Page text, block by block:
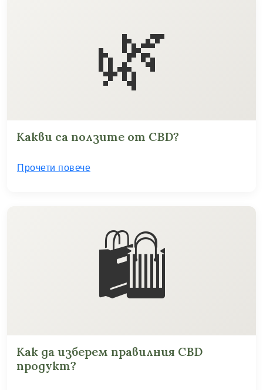
🌿
Какви са ползите от CBD?
Прочети повече
🛍️
Как да изберем правилния CBD
продукт?